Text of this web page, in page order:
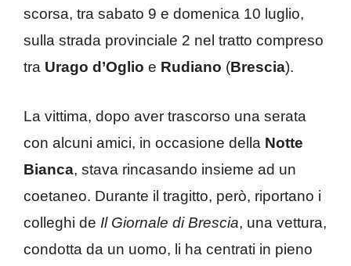
scorsa, tra sabato 9 e domenica 10 luglio,
sulla strada provinciale 2 nel tratto compreso
tra Urago d’Oglio e Rudiano (Brescia).
La vittima, dopo aver trascorso una serata
con alcuni amici, in occasione della Notte
Bianca, stava rincasando insieme ad un
coetaneo. Durante il tragitto, però, riportano i
colleghi de Il Giornale di Brescia, una vettura,
condotta da un uomo, li ha centrati in pieno